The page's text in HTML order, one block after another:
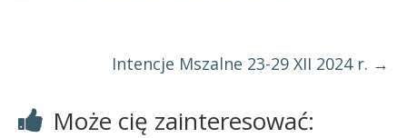
Intencje Mszalne 23-29 XII 2024 r. →
Może cię zainteresować: